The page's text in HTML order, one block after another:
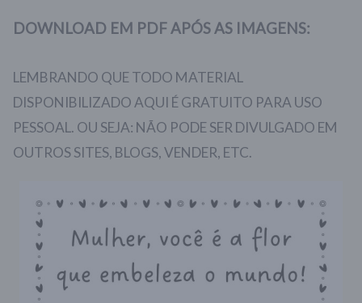
DOWNLOAD EM PDF APÓS AS IMAGENS:
LEMBRANDO QUE TODO MATERIAL
DISPONIBILIZADO AQUI É GRATUITO PARA USO
PESSOAL. OU SEJA: NÃO PODE SER DIVULGADO EM
OUTROS SITES, BLOGS, VENDER, ETC.